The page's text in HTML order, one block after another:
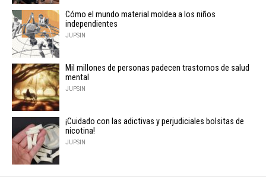
Cómo el mundo material moldea a los niños
independientes
JUPSIN
Mil millones de personas padecen trastornos de salud
mental
JUPSIN
¡Cuidado con las adictivas y perjudiciales bolsitas de
nicotina!
JUPSIN